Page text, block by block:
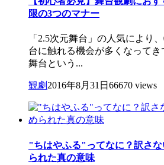
限の3つのマナー
「2.5次元舞台」の人気により
台に触れる機会が多くなってき
舞台という...
観劇2016年8月31日 66670 views
"ちはやふる"ってなに？訳さ
られた真の意味